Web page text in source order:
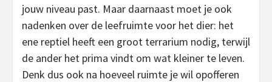
jouw niveau past. Maar daarnaast moet je ook
nadenken over de leefruimte voor het dier: het
ene reptiel heeft een groot terrarium nodig, terwijl
de ander het prima vindt om wat kleiner te leven.
Denk dus ook na hoeveel ruimte je wil opofferen